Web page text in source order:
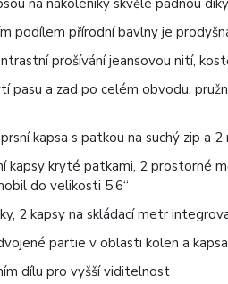
na nákoleníky skvěle padnou
podílem přírodní bavlny je
prošívání jeansovou nití,
pasu a zad po celém obvodu,
kapsa s patkou na suchý zip a 2
kapsy kryté patkami, 2 prostorné
do velikosti 5,6“
2 kapsy na skládací metr
partie v oblasti kolen a
dílu pro vyšší viditelnost